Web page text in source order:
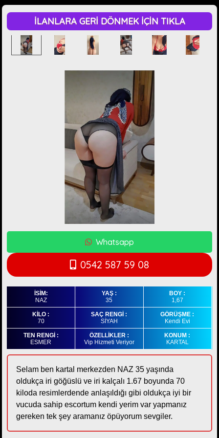
İLANLARA GERİ DÖNMEK İÇİN TIKLA
Whatsapp
0542 587 59 08
İSİM:
NAZ
YAŞ :
35
BOY :
1,67
KİLO :
70
SAÇ RENGİ :
SİYAH
GÖRÜŞME :
Kendi Evi
TEN RENGİ :
ESMER
ÖZELLİKLER :
Vip Hizmeti Veriyor
KONUM :
KARTAL
Selam ben kartal merkezden NAZ 35 yaşında
oldukça iri göğüslü ve iri kalçalı 1.67 boyunda 70
kiloda resimlerdende anlaşıldığı gibi oldukça iyi bir
vucuda sahip escortum kendi yerim var yapmanız
gereken tek şey aramanız öpüyorum sevgiler.